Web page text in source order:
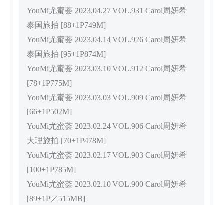
YouMi尤蜜荟 2023.04.27 VOL.931 Carol周妍希
泰国旅拍 [88+1P749M]
YouMi尤蜜荟 2023.04.14 VOL.926 Carol周妍希
泰国旅拍 [95+1P874M]
YouMi尤蜜荟 2023.03.10 VOL.912 Carol周妍希
[78+1P775M]
YouMi尤蜜荟 2023.03.03 VOL.909 Carol周妍希
[66+1P502M]
YouMi尤蜜荟 2023.02.24 VOL.906 Carol周妍希
大理旅拍 [70+1P478M]
YouMi尤蜜荟 2023.02.17 VOL.903 Carol周妍希
[100+1P785M]
YouMi尤蜜荟 2023.02.10 VOL.900 Carol周妍希
[89+1P／515MB]